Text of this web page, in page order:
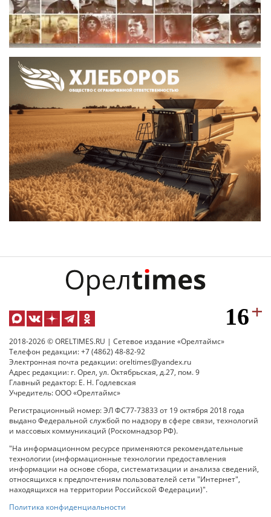
2018-2026 © ORELTIMES.RU | Сетевое издание «Орелтаймс»
Телефон редакции: +7 (4862) 48-82-92
Электронная почта редакции: oreltimes@yandex.ru
Адрес редакции: г. Орел, ул. Октябрьская, д.27, пом. 9
Главный редактор: Е. Н. Годлевская
Учредитель: ООО «Орелтаймс»
Регистрационный номер: ЭЛ ФС77-73833 от 19 октября 2018 года
выдано Федеральной службой по надзору в сфере связи, технологий
и массовых коммуникаций (Роскомнадзор РФ).
"На информационном ресурсе применяются рекомендательные
технологии (информационные технологии предоставления
информации на основе сбора, систематизации и анализа сведений,
относящихся к предпочтениям пользователей сети "Интернет",
находящихся на территории Российской Федерации)".
Политика конфиденциальности